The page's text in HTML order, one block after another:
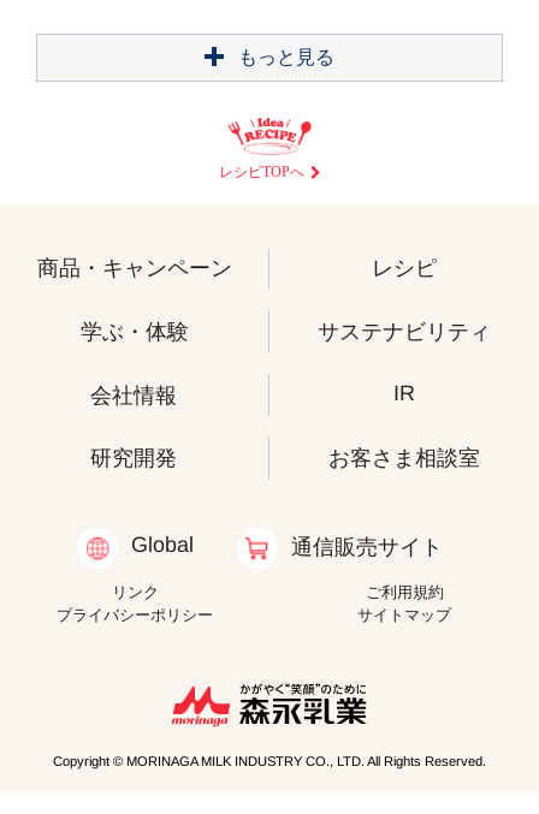
もっと見る
レシピTOPへ
商品・キャンペーン レシピ
学ぶ・体験 サステナビリティ
会社情報 IR
研究開発 お客さま相談室
Global 通信販売サイト
リンク
ご利用規約
プライバシーポリシー
サイトマップ
Copyright © MORINAGA MILK INDUSTRY CO., LTD. All Rights Reserved.